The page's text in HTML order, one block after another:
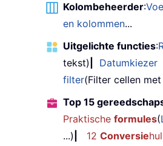
Kolombeheerder:
en kolommen...
Uitgelichte functies:
tekst)
Datumkiezer
filter(Filter cellen
Top 15
Praktische formules(
...)
12 Conversie